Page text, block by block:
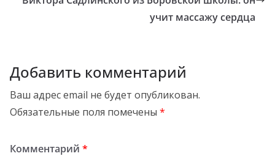
учит массажу сердца
Добавить комментарий
Ваш адрес email не будет опубликован.
Обязательные поля помечены *
Комментарий *